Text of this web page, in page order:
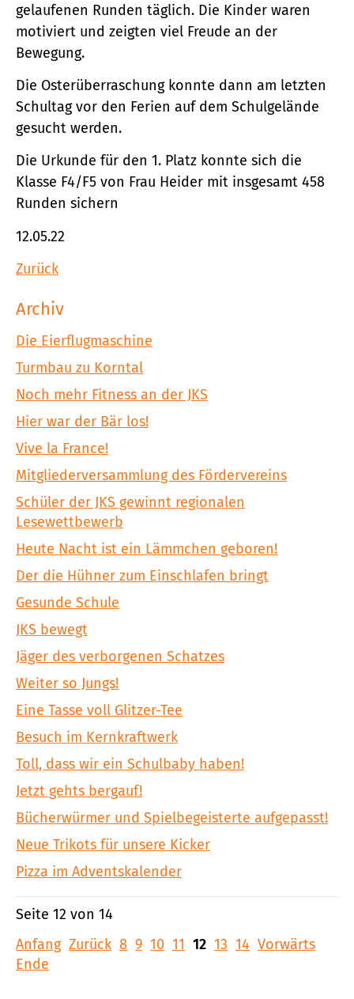
gelaufenen Runden täglich. Die Kinder waren
motiviert und zeigten viel Freude an der
Bewegung.
Die Osterüberraschung konnte dann am letzten
Schultag vor den Ferien auf dem Schulgelände
gesucht werden.
Die Urkunde für den 1. Platz konnte sich die
Klasse F4/F5 von Frau Heider mit insgesamt 458
Runden sichern
12.05.22
Zurück
Archiv
Die Eierflugmaschine
Turmbau zu Korntal
Noch mehr Fitness an der JKS
Hier war der Bär los!
Vive la France!
Mitgliederversammlung des Fördervereins
Schüler der JKS gewinnt regionalen
Lesewettbewerb
Heute Nacht ist ein Lämmchen geboren!
Der die Hühner zum Einschlafen bringt
Gesunde Schule
JKS bewegt
Jäger des verborgenen Schatzes
Weiter so Jungs!
Eine Tasse voll Glitzer-Tee
Besuch im Kernkraftwerk
Toll, dass wir ein Schulbaby haben!
Jetzt gehts bergauf!
Bücherwürmer und Spielbegeisterte aufgepasst!
Neue Trikots für unsere Kicker
Pizza im Adventskalender
Seite 12 von 14
Anfang Zurück 8 9 10 11 12 13 14 Vorwärts
Ende